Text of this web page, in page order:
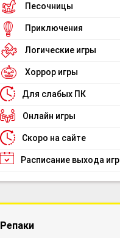
Песочницы
Приключения
Логические игры
Хоррор игры
Для слабых ПК
Онлайн игры
Скоро на сайте
Расписание выхода игр
Репаки